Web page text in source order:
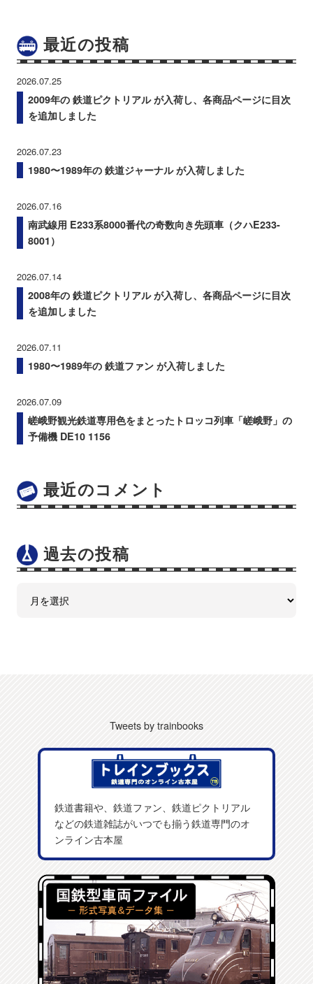
最近の投稿
2026.07.25
2009年の 鉄道ピクトリアル が入荷し、各商品ページに目次
を追加しました
2026.07.23
1980〜1989年の 鉄道ジャーナル が入荷しました
2026.07.16
南武線用 E233系8000番代の奇数向き先頭車（クハE233-
8001）
2026.07.14
2008年の 鉄道ピクトリアル が入荷し、各商品ページに目次
を追加しました
2026.07.11
1980〜1989年の 鉄道ファン が入荷しました
2026.07.09
嵯峨野観光鉄道専用色をまとったトロッコ列車「嵯峨野」の
予備機 DE10 1156
最近のコメント
過去の投稿
Tweets by trainbooks
鉄道書籍や、鉄道ファン、鉄道ピクトリアル
などの鉄道雑誌がいつでも揃う鉄道専門のオ
ンライン古本屋